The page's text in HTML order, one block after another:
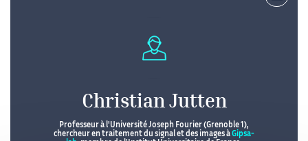
Christian Jutten
Professeur à l'Université Joseph Fourier (Grenoble 1),
chercheur en traitement du signal et des images à Gipsa-